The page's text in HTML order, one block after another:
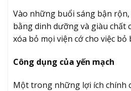
Vào những buổi sáng bận
bằng dinh dưỡng và giàu chất
xóa bỏ mọi viện cớ cho việc bỏ
Công dụng của yến mạch
Một trong những lợi ích chính